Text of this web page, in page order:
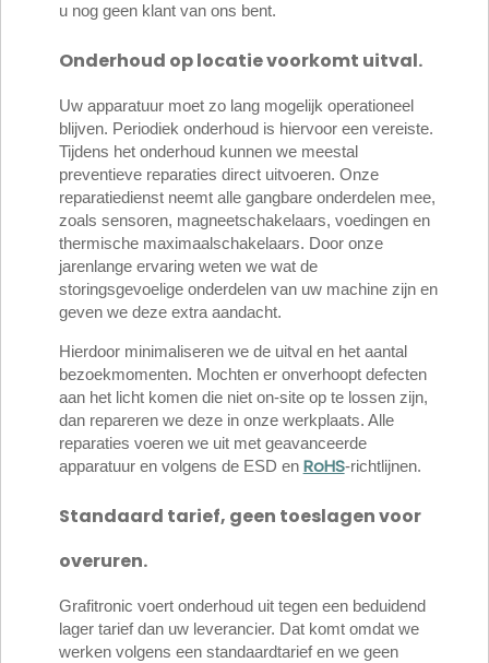
u nog geen klant van ons bent.
Onderhoud op locatie voorkomt uitval.
Uw apparatuur moet zo lang mogelijk operationeel
blijven. Periodiek onderhoud is hiervoor een vereiste.
Tijdens het onderhoud kunnen we meestal
preventieve reparaties direct uitvoeren. Onze
reparatiedienst neemt alle gangbare onderdelen mee,
zoals sensoren, magneetschakelaars, voedingen en
thermische maximaalschakelaars. Door onze
jarenlange ervaring weten we wat de
storingsgevoelige onderdelen van uw machine zijn en
geven we deze extra aandacht.
Hierdoor minimaliseren we de uitval en het aantal
bezoekmomenten. Mochten er onverhoopt defecten
aan het licht komen die niet on-site op te lossen zijn,
dan repareren we deze in onze werkplaats. Alle
reparaties voeren we uit met geavanceerde
apparatuur en volgens de ESD en RoHS-richtlijnen.
Standaard tarief, geen toeslagen voor
overuren.
Grafitronic voert onderhoud uit tegen een beduidend
lager tarief dan uw leverancier. Dat komt omdat we
werken volgens een standaardtarief en we geen